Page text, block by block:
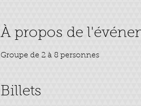
À propos de
Groupe de 2 à 8 personnes
Billets